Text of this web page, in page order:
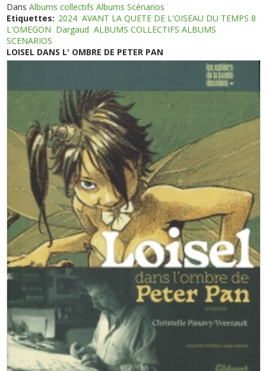
DansAlbums collectifs Albums Scénarios
Etiquettes: 2024 AVANT LA QUETE DE L'OISEAU DU TEMPS 8
L'OMEGON Dargaud ALBUMS COLLECTIFS ALBUMS
SCENARIOS
LOISEL DANS L' OMBRE DE PETER PAN